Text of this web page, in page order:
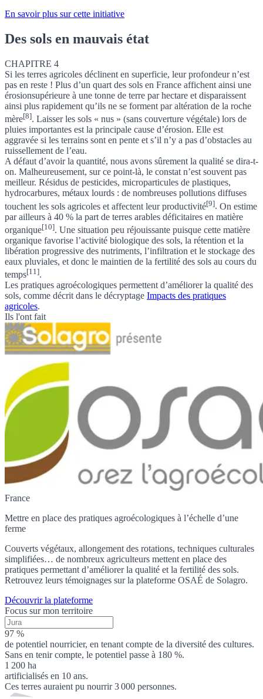
En savoir plus sur cette initiative
Des sols en mauvais état
CHAPITRE 4
Si les terres agricoles déclinent en superficie, leur profondeur n’est
pas en reste ! Plus d’un quart des sols en France affichent ainsi une
érosionsupérieure à une tonne de terre par hectare et disparaissent
ainsi plus rapidement qu’ils ne se forment par altération de la roche
mère[8]. Laisser les sols « nus » (sans couverture végétale) lors de
pluies importantes est la principale cause d’érosion. Elle est
aggravée si les terrains sont en pente et s’il n’y a pas d’obstacles au
ruissellement de l’eau.
A défaut d’avoir la quantité, nous avons sûrement la qualité se dira-t-
on. Malheureusement, sur ce point-là, le constat n’est souvent pas
meilleur. Résidus de pesticides, microparticules de plastiques,
hydrocarbures, métaux lourds : de nombreuses pollutions diffuses
touchent les sols agricoles et affectent leur productivité[9]. On estime
par ailleurs à 40 % la part de terres arables déficitaires en matière
organique[10]. Une situation peu réjouissante puisque cette matière
organique favorise l’activité biologique des sols, la rétention et la
libération progressive des nutriments, l’infiltration et le stockage des
eaux pluviales, et donc le maintien de la fertilité des sols au cours du
temps[11].
Les pratiques agroécologiques permettent d’améliorer la qualité des
sols, comme décrit dans le décryptage Impacts des pratiques
agricoles.
Ils l'ont fait
France
Mettre en place des pratiques agroécologiques à l’échelle d’une
ferme
Couverts végétaux, allongement des rotations, techniques culturales
simplifiées… de nombreux agriculteurs mettent en place des
pratiques permettant d’améliorer la qualité et la fertilité des sols.
Retrouvez leurs témoignages sur la plateforme OSAÉ de Solagro.
Découvrir la plateforme
Focus sur mon territoire
97 %
de potentiel nourricier, en tenant compte de la diversité des cultures.
Sans en tenir compte, le potentiel passe à 180 %.
1 200 ha
artificialisés en 10 ans.
Ces terres auraient pu nourrir 3 000 personnes.